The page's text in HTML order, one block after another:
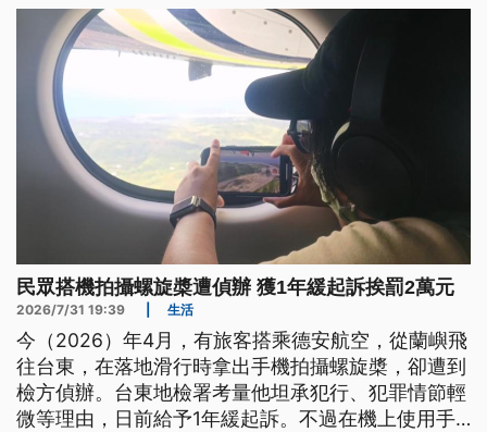
民眾搭機拍攝螺旋槳遭偵辦 獲1年緩起訴挨罰2萬元
2026/7/31 19:39 生活
今（2026）年4月，有旅客搭乘德安航空，從蘭嶼飛
往台東，在落地滑行時拿出手機拍攝螺旋槳，卻遭到
檢方偵辦。台東地檢署考量他坦承犯行、犯罪情節輕
微等理由，日前給予1年緩起訴。不過在機上使用手